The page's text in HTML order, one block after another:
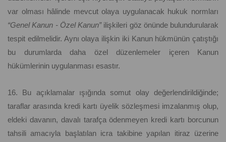
var olması hâlinde mevcut olaya uygulanacak hukuk normları
“Genel Kanun - Özel Kanun” ilişkileri göz önünde bulundurularak
tespit edilmelidir. Aynı olaya ilişkin iki Kanun hükmünün çatıştığı
bu durumlarda daha özel düzenlemeler içeren Kanun
hükümlerinin uygulanması esastır.
16. Bu açıklamalar ışığında somut olay değerlendirildiğinde;
taraflar arasında kredi kartı üyelik sözleşmesi imzalanmış olup,
eldeki davanın, davalı tarafça ödenmeyen kredi kartı borcunun
tahsili amacıyla başlatılan icra takibine yapılan itiraz üzerine